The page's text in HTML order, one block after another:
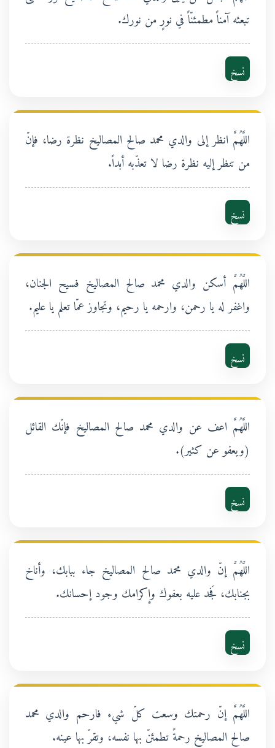
تبعثه آمناً مطمئنّاً في نورٍ من نورك.
نسخ
اللَّهُمَّ انظر إلى والدي محمد صالح المصاليخ نظرة رضا، فإنّ
من تنظر إليه نظرة رضا لا تعذّبه أبداً.
نسخ
اللَّهُمَّ أسكن والدي محمد صالح المصاليخ فسيح الجنان،
واغفر له يا رحمن، وارحمه يا رحيم، وتجاوز عمّا تعلم يا عليم.
نسخ
اللَّهُمَّ اعف عن والدي محمد صالح المصاليخ فإنّك القائل
(ويعفو عن كثير).
نسخ
اللَّهُمَّ إنّ والدي محمد صالح المصاليخ جاء ببابك، وأناخ
بجنابك، فَجد عليه بعفوك وإكرامك وجود إحسانك.
نسخ
اللَّهُمَّ إنّ رحمتك وسعت كلّ شيء فارحم والدي محمد
صالح المصاليخ رحمةً تطمئنّ بها نفسه، وتقرّ بها عينه.